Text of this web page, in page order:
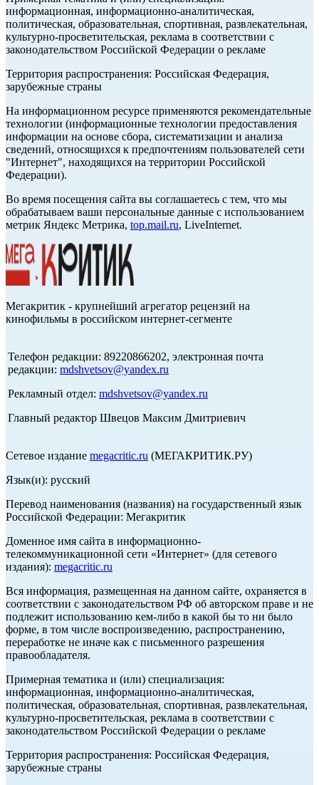
информационная, информационно-аналитическая,
политическая, образовательная, спортивная, развлекательная,
культурно-просветительская, реклама в соответствии с
законодательством Российской Федерации о рекламе
Территория распространения: Российская Федерация,
зарубежные страны
На информационном ресурсе применяются рекомендательные
технологии (информационные технологии предоставления
информации на основе сбора, систематизации и анализа
сведений, относящихся к предпочтениям пользователей сети
"Интернет", находящихся на территории Российской
Федерации).
Во время посещения сайта вы соглашаетесь с тем, что мы
обрабатываем ваши персональные данные с использованием
метрик Яндекс Метрика, top.mail.ru, LiveInternet.
Мегакритик - крупнейший агрегатор рецензий на
кинофильмы в российском интернет-сегменте
Телефон редакции: 89220866202, электронная почта
редакции: mdshvetsov@yandex.ru
Рекламный отдел: mdshvetsov@yandex.ru
Главный редактор Швецов Максим Дмитриевич
Сетевое издание megacritic.ru (МЕГАКРИТИК.РУ)
Язык(и): русский
Перевод наименования (названия) на государственный язык
Российской Федерации: Мегакритик
Доменное имя сайта в информационно-
телекоммуникационной сети «Интернет» (для сетевого
издания): megacritic.ru
Вся информация, размещенная на данном сайте, охраняется в
соответствии с законодательством РФ об авторском праве и не
подлежит использованию кем-либо в какой бы то ни было
форме, в том числе воспроизведению, распространению,
переработке не иначе как с письменного разрешения
правообладателя.
Примерная тематика и (или) специализация:
информационная, информационно-аналитическая,
политическая, образовательная, спортивная, развлекательная,
культурно-просветительская, реклама в соответствии с
законодательством Российской Федерации о рекламе
Территория распространения: Российская Федерация,
зарубежные страны